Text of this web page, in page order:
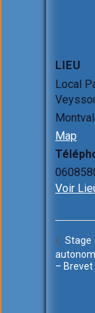
LIEU
Local
Map
Voir
Stage
– Brevet